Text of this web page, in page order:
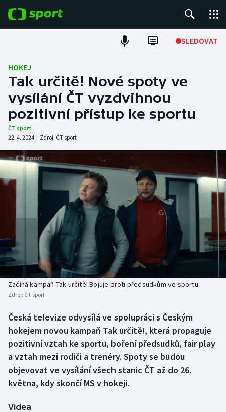
SLEDOVAT
Fotbal
Hokej
Tenis
Atletika
Cyklistika
DALŠÍ SPORTY
Americký fotbal
Baseball a softbal
Basketbal
Biatlon
Box
Curling
Dostihy
Florbal
NEPŘEHLÉDNĚTE
Soutěže
Historické návraty
Aplikace ČT sport
HOKEJ
Tak určitě! Nové spoty ve
vysílání ČT vyzdvihnou
pozitivní přístup ke sportu
ČT sport
22. 4. 2024 | Zdroj: ČT sport
Začíná kampaň Tak určitě! Bojuje proti předsudkům ve sportu
Zdroj: ČT sport
Česká televize odvysílá ve spolupráci s Českým
hokejem novou kampaň Tak určitě!, která propaguje
pozitivní vztah ke sportu, boření předsudků, fair play
a vztah mezi rodiči a trenéry. Spoty se budou
objevovat ve vysílání všech stanic ČT až do 26.
května, kdy skončí MS v hokeji.
Videa